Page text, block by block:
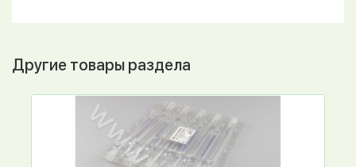
Другие товары раздела